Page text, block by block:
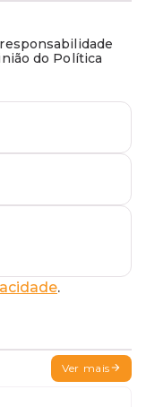
do Política
.
Ver mais